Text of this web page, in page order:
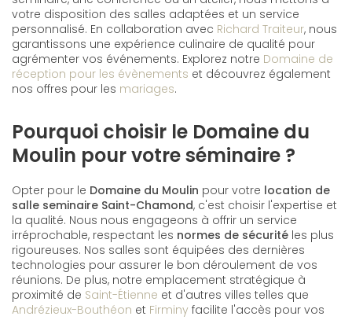
votre disposition des salles adaptées et un service
personnalisé. En collaboration avec Richard Traiteur, nous
garantissons une expérience culinaire de qualité pour
agrémenter vos événements. Explorez notre Domaine de
réception pour les évènements et découvrez également
nos offres pour les mariages.
Pourquoi choisir le Domaine du
Moulin pour votre séminaire ?
Opter pour le Domaine du Moulin pour votre location de
salle seminaire Saint-Chamond, c'est choisir l'expertise et
la qualité. Nous nous engageons à offrir un service
irréprochable, respectant les normes de sécurité les plus
rigoureuses. Nos salles sont équipées des dernières
technologies pour assurer le bon déroulement de vos
réunions. De plus, notre emplacement stratégique à
proximité de Saint-Étienne et d'autres villes telles que
Andrézieux-Bouthéon et Firminy facilite l'accès pour vos